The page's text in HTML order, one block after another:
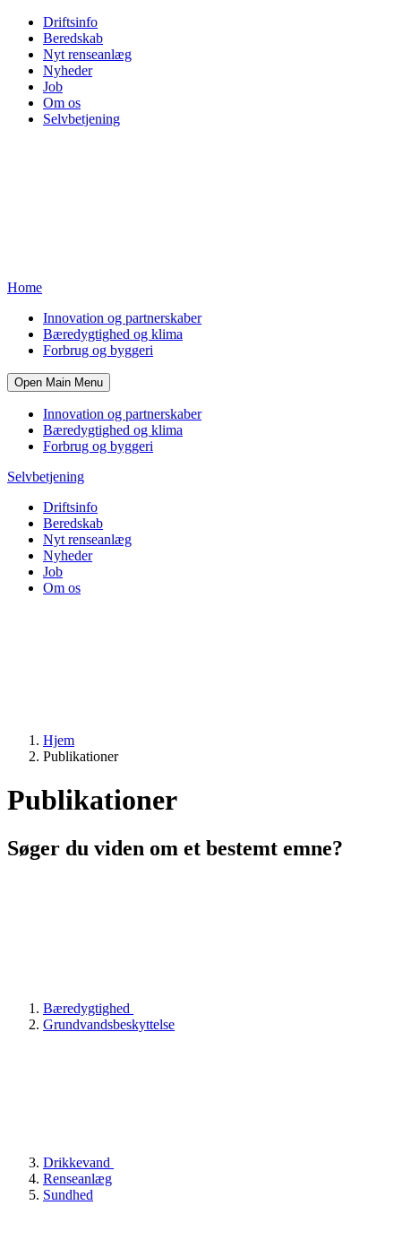
Driftsinfo
Beredskab
Nyt renseanlæg
Nyheder
Job
Om os
Selvbetjening
Home
Innovation og partnerskaber
Bæredygtighed og klima
Forbrug og byggeri
Open Main Menu
Innovation og partnerskaber
Bæredygtighed og klima
Forbrug og byggeri
Selvbetjening
Driftsinfo
Beredskab
Nyt renseanlæg
Nyheder
Job
Om os
Hjem
Publikationer
Publikationer
Søger du viden om et bestemt emne?
Bæredygtighed
Grundvandsbeskyttelse
Drikkevand
Renseanlæg
Sundhed